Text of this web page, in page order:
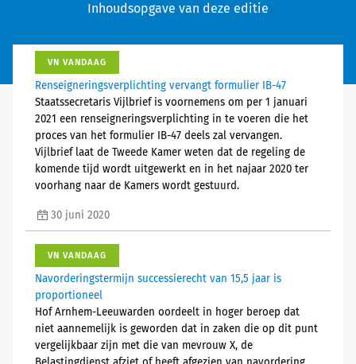
Inhoudsopgave van deze editie
VN VANDAAG
Renseigneringsverplichting vervangt formulier IB-47
Staatssecretaris Vijlbrief is voornemens om per 1 januari
2021 een renseigneringsverplichting in te voeren die het
proces van het formulier IB-47 deels zal vervangen.
Vijlbrief laat de Tweede Kamer weten dat de regeling de
komende tijd wordt uitgewerkt en in het najaar 2020 ter
voorhang naar de Kamers wordt gestuurd.
30 juni 2020
VN VANDAAG
Navorderingstermijn successierecht van 15,5 jaar is
proportioneel
Hof Arnhem-Leeuwarden oordeelt in hoger beroep dat
niet aannemelijk is geworden dat in zaken die op dit punt
vergelijkbaar zijn met die van mevrouw X, de